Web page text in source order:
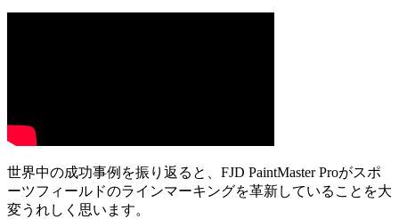
世界中の成功事例を振り返ると、FJD PaintMaster Proがスポ
ーツフィールドのラインマーキングを革新していることを大
変うれしく思います。